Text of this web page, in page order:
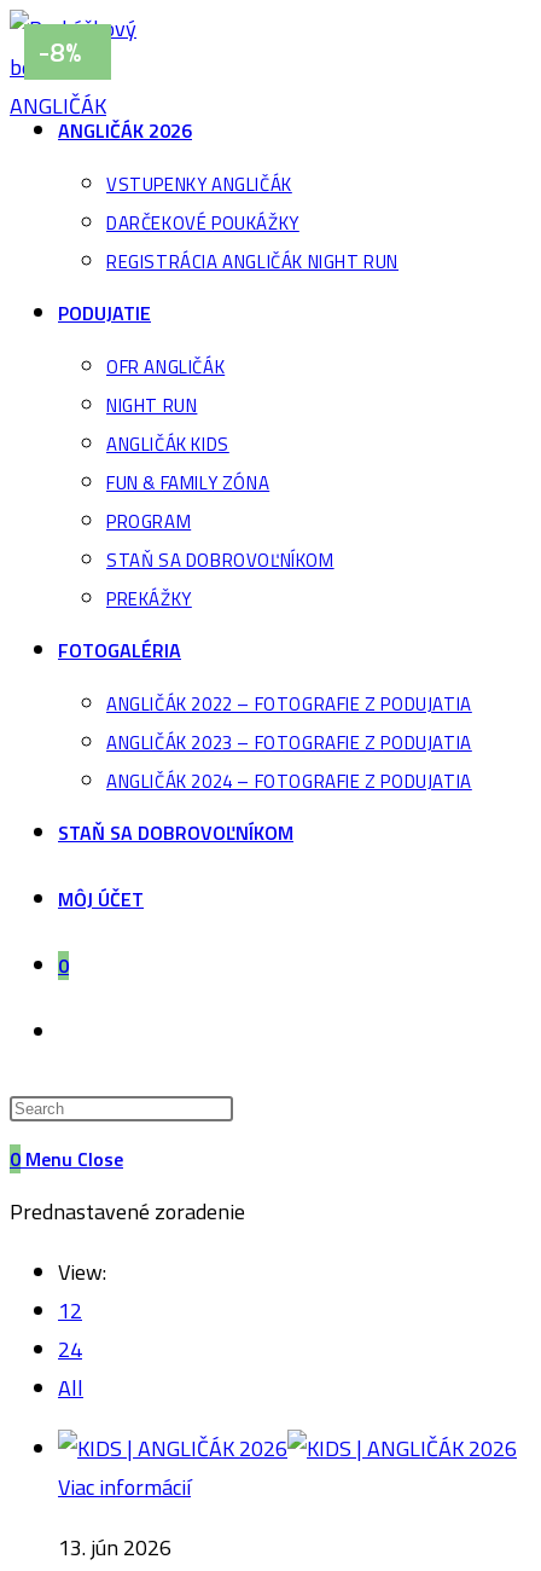
Skip
to
content
ANGLIČÁK 2026
VSTUPENKY ANGLIČÁK
DARČEKOVÉ POUKÁŽKY
REGISTRÁCIA ANGLIČÁK NIGHT RUN
PODUJATIE
OFR ANGLIČÁK
NIGHT RUN
ANGLIČÁK KIDS
FUN & FAMILY ZÓNA
PROGRAM
STAŇ SA DOBROVOĽNÍKOM
PREKÁŽKY
FOTOGALÉRIA
ANGLIČÁK 2022 – FOTOGRAFIE Z PODUJATIA
ANGLIČÁK 2023 – FOTOGRAFIE Z PODUJATIA
ANGLIČÁK 2024 – FOTOGRAFIE Z PODUJATIA
STAŇ SA DOBROVOĽNÍKOM
MÔJ ÚČET
0
website
search
0 Menu Close
Prednastavené zoradenie
View:
12
24
All
Viac informácií
13. jún 2026
-17%
-9%
-9%
-7%
-8%